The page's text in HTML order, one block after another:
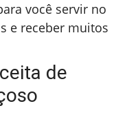
você servir no
e receber muitos
de